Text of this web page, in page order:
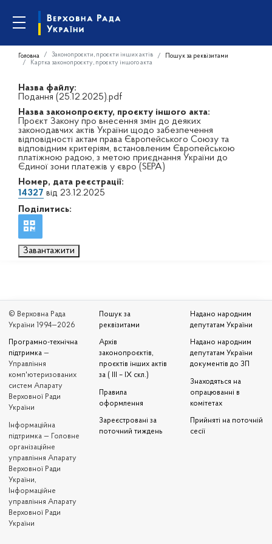
Головна Законопроєкти, проєкти інших актів
Пошук за реквізитами
Картка законопроєкту, проєкту іншого акта
Назва файлу:
Подання (25.12.2025).pdf
Назва законопроєкту, проєкту іншого акта:
Проєкт Закону про внесення змін до деяких
законодавчих актів України щодо забезпечення
відповідності актам права Європейського Союзу та
відповідним критеріям, встановленим Європейською
платіжною радою, з метою приєднання України до
Єдиної зони платежів у євро (SEPA)
Номер, дата реєстрації:
14327 від 23.12.2025
Поділитись:
Завантажити
© Верховна Рада
України 1994—2026
Програмно-технічна
підтримка —
Управління
комп'ютеризованих
систем Апарату
Верховної Ради
України
Iнформаційна
підтримка — Головне
організаційне
управління Апарату
Верховної Ради
України,
Інформаційне
управління Апарату
Верховної Ради
України
Пошук за
реквізитами
Архів
законопроєктів,
проєктів інших актів
за ( III – IX скл.)
Правила
оформлення
Зареєстровані за
поточний тиждень
Надано народним
депутатам України
Надано народним
депутатам України
документів до ЗП
Знаходяться на
опрацюванні в
комітетах
Прийняті на поточній
сесії